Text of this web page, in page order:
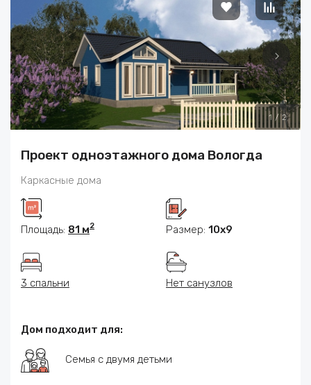
1 / 2
Проект одноэтажного дома Вологда
Каркасные дома
Площадь: 81 м2 Размер: 10x9
3 спальни Нет санузлов
Дом подходит для:
Семья с двумя детьми